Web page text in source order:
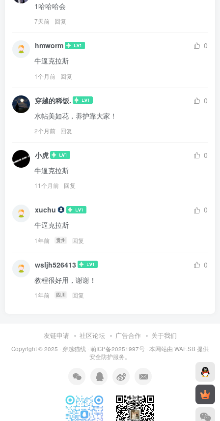
1哈哈哈会
7天前 回复
hmworm
0
牛逼克拉斯
1个月前 回复
穿越的稀饭.
0
水帖美如花，养护靠大家！
2个月前 回复
小虎
0
牛逼克拉斯
11个月前 回复
xuchu
0
牛逼克拉斯
1年前 贵州 回复
wsljh526413
0
教程很好用，谢谢！
1年前 四川 回复
友链申请 社区论坛 广告合作 关于我们
Copyright © 2025 · 穿越猫线 · 萌ICP备20251997号 · 本网站由 WAF.SB 提供
安全防护服务。